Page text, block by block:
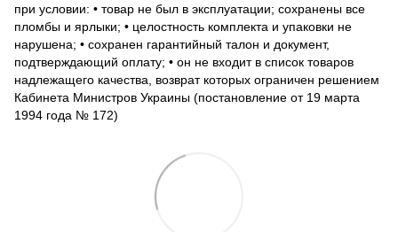
при условии: • товар не был в эксплуатации; сохранены все
пломбы и ярлыки; • целостность комплекта и упаковки не
нарушена; • сохранен гарантийный талон и документ,
подтверждающий оплату; • он не входит в список товаров
надлежащего качества, возврат которых ограничен решением
Кабинета Министров Украины (постановление от 19 марта
1994 года № 172)